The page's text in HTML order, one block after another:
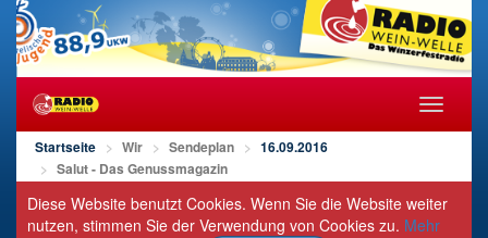
öffnen/
Startseite Wir Sendeplan
16.09.2016
Salut - Das Genussmagazin
Diese Website benutzt Cookies. Wenn Sie die Website weiter
nutzen, stimmen Sie der Verwendung von Cookies zu. Mehr